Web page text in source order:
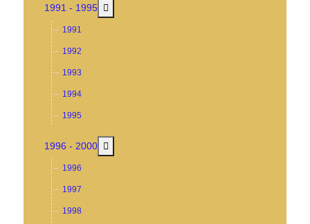
1991 - 1995
1991
1992
1993
1994
1995
1996 - 2000
1996
1997
1998